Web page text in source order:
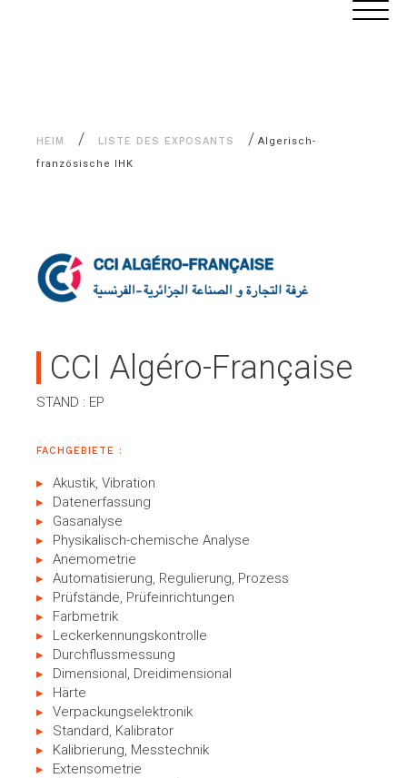
HEIM / LISTE DES EXPOSANTS / Algerisch-
französische IHK
CCI Algéro-Française
STAND : EP
FACHGEBIETE :
Akustik, Vibration
Datenerfassung
Gasanalyse
Physikalisch-chemische Analyse
Anemometrie
Automatisierung, Regulierung, Prozess
Prüfstände, Prüfeinrichtungen
Farbmetrik
Leckerkennungskontrolle
Durchflussmessung
Dimensional, Dreidimensional
Härte
Verpackungselektronik
Standard, Kalibrator
Kalibrierung, Messtechnik
Extensometrie